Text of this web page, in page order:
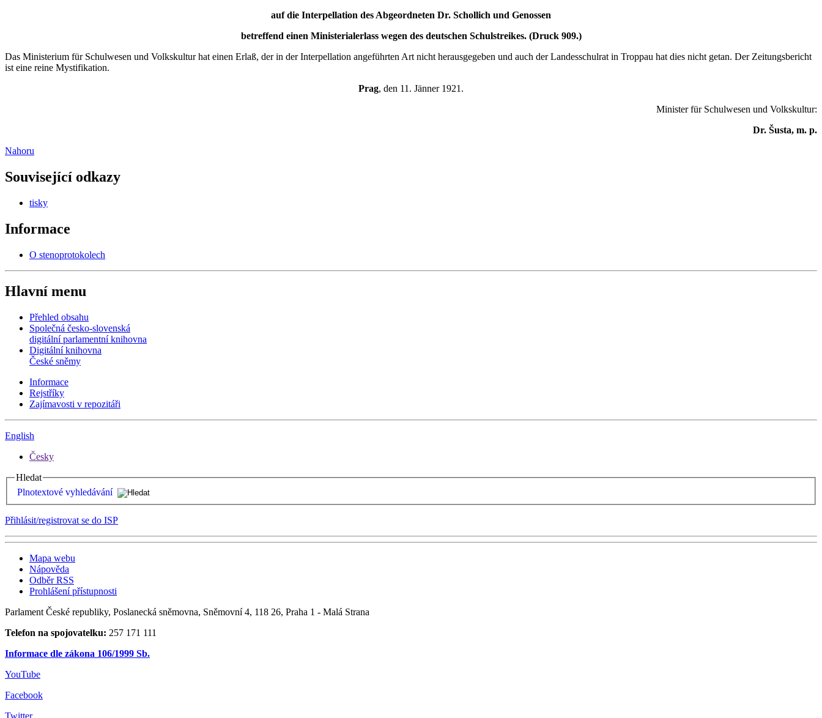
auf die Interpellation des Abgeordneten Dr. Schollich und Genossen
betreffend einen Ministerialerlass wegen des deutschen Schulstreikes. (Druck 909.)
Das Ministerium für Schulwesen und Volkskultur hat einen Erlaß, der in der Interpellation angeführten Art nicht herausgegeben und auch der Landesschulrat in Troppau hat dies nicht getan. Der Zeitungsbericht
ist eine reine Mystifikation.
Prag, den 11. Jänner 1921.
Minister für Schulwesen und Volkskultur:
Dr. Šusta, m. p.
Nahoru
Související odkazy
tisky
Informace
O stenoprotokolech
Hlavní menu
Přehled obsahu
Společná česko-slovenská
digitální parlamentní knihovna
Digitální knihovna
České sněmy
Informace
Rejstříky
Zajímavosti v repozitáři
English
Česky
Hledat
Plnotextové vyhledávání
Přihlásit/registrovat se do ISP
Mapa webu
Nápověda
Odběr RSS
Prohlášení přístupnosti
Parlament České republiky, Poslanecká sněmovna, Sněmovní 4, 118 26, Praha 1 - Malá Strana
Telefon na spojovatelku: 257 171 111
Informace dle zákona 106/1999 Sb.
YouTube
Facebook
Twitter